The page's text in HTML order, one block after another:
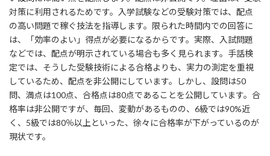
対策に利用されるためです。入学試験などの受験対策では、配点
の高い問題で稼ぐ技法を指導します。限られた時間内での回答に
は、「効率のよい」得点が必要になるからです。実際、入試問題
などでは、配点が明示されている場合も多く見られます。手話検
定では、そうした受験技術による合格よりも、実力の測定を重視
しているため、配点を非公開にしています。しかし、設問は50
問、満点は100点、合格点は80点であることを公開しています。合
格率は非公開ですが、毎回、変動があるものの、6級では90%近
く、5級では80％以上といった、徐々に合格率が下がっているのが
現状です。